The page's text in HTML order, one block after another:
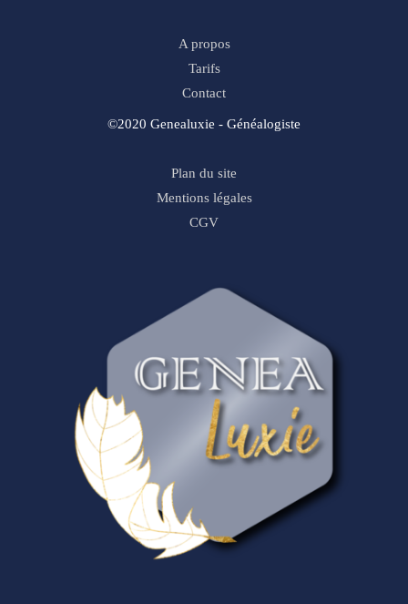
A propos
Tarifs
Contact
©2020 Genealuxie - Généalogiste
Plan du site
Mentions légales
CGV